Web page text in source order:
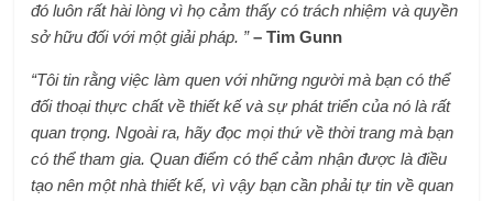
đó luôn rất hài lòng vì họ cảm thấy có trách nhiệm và quyền
sở hữu đối với một giải pháp. ”– Tim Gunn
“Tôi tin rằng việc làm quen với những người mà bạn có thể
đối thoại thực chất về thiết kế và sự phát triển của nó là rất
quan trọng. Ngoài ra, hãy đọc mọi thứ về thời trang mà bạn
có thể tham gia. Quan điểm có thể cảm nhận được là điều
tạo nên một nhà thiết kế, vì vậy bạn cần phải tự tin về quan